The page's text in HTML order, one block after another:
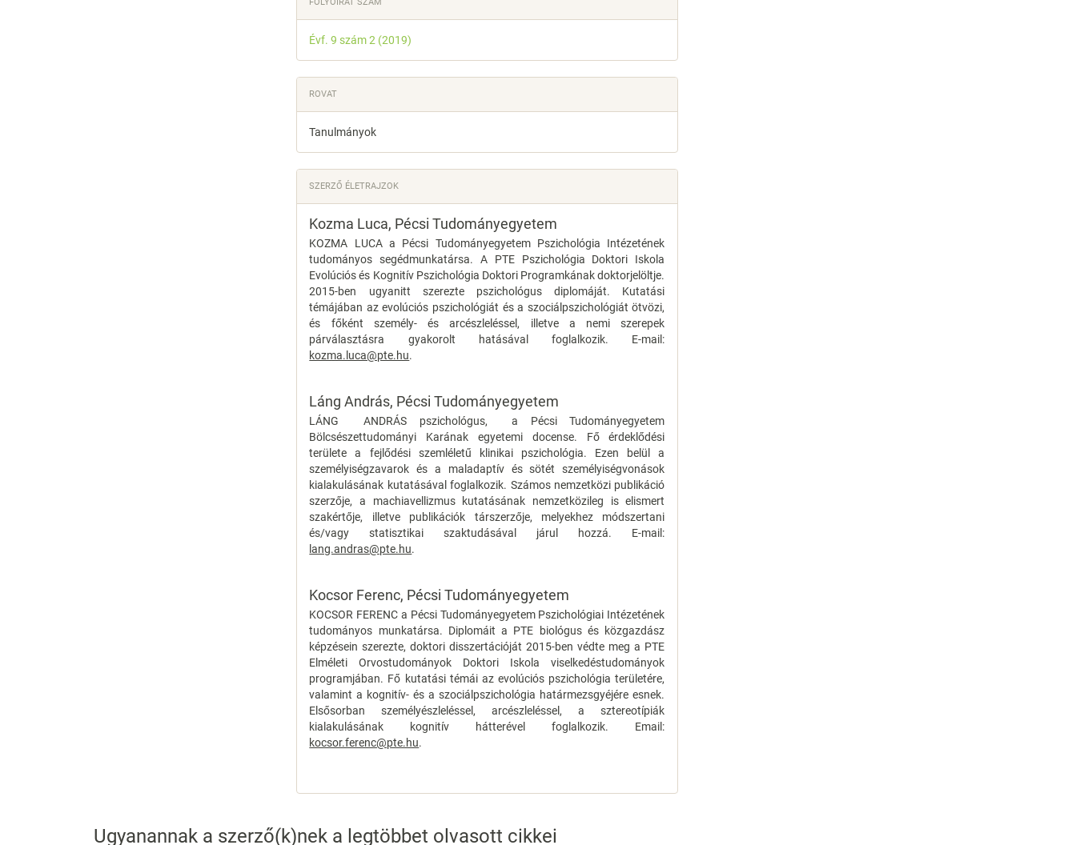
Évf. 9 szám 2 (2019)
ROVAT
Tanulmányok
SZERZŐ ÉLETRAJZOK
Kozma Luca, Pécsi Tudományegyetem
KOZMA LUCA a Pécsi Tudományegyetem Pszichológia Intézetének
tudományos segédmunkatársa. A PTE Pszichológia Doktori Iskola
Evolúciós és Kognitív Pszichológia Doktori Programkának doktorjelöltje.
2015-ben ugyanitt szerezte pszichológus diplomáját. Kutatási
témájában az evolúciós pszichológiát és a szociálpszichológiát ötvözi,
és főként személy- és arcészleléssel, illetve a nemi szerepek
párválasztásra gyakorolt hatásával foglalkozik. E-mail:
kozma.luca@pte.hu.
Láng András, Pécsi Tudományegyetem
LÁNG ANDRÁS pszichológus, a Pécsi Tudományegyetem
Bölcsészettudományi Karának egyetemi docense. Fő érdeklődési
területe a fejlődési szemléletű klinikai pszichológia. Ezen belül a
személyiségzavarok és a maladaptív és sötét személyiségvonások
kialakulásának kutatásával foglalkozik. Számos nemzetközi publikáció
szerzője, a machiavellizmus kutatásának nemzetközileg is elismert
szakértője, illetve publikációk társzerzője, melyekhez módszertani
és/vagy statisztikai szaktudásával járul hozzá. E-mail:
lang.andras@pte.hu.
Kocsor Ferenc, Pécsi Tudományegyetem
KOCSOR FERENC a Pécsi Tudományegyetem Pszichológiai Intézetének
tudományos munkatársa. Diplomáit a PTE biológus és közgazdász
képzésein szerezte, doktori disszertációját 2015-ben védte meg a PTE
Elméleti Orvostudományok Doktori Iskola viselkedéstudományok
programjában. Fő kutatási témái az evolúciós pszichológia területére,
valamint a kognitív- és a szociálpszichológia határmezsgyéjére esnek.
Elsősorban személyészleléssel, arcészleléssel, a sztereotípiák
kialakulásának kognitív hátterével foglalkozik. Email:
kocsor.ferenc@pte.hu.
Ugyanannak a szerző(k)nek a legtöbbet olvasott cikkei